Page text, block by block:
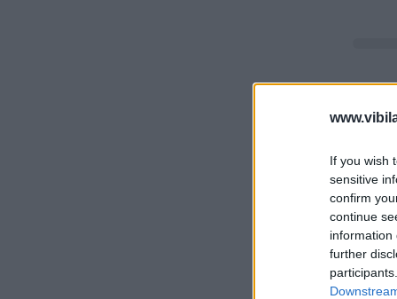
If you wish
sensitive
confirm
continue
information
further